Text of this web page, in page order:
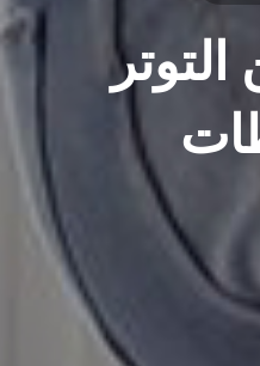
التوتر